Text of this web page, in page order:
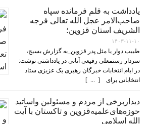
یادداشت به قلم فرمانده سپاه
صاحب‌الامر عجل الله تعالی فرجه
الشریف استان قزوین؛
۱۴۰۳-۱۱-۱۰
طبیب دوار یا مثل پدر قزوین_به گزارش بسیج،
سردار رستمعلی رفیعی آتانی در یادداشتی نوشت:
در ایام انتخابات خبرگان رهبری یک عزیزی ستاد
انتخاباتی برای [ ... ]
دیداربرخی از مردم و مسئولین واساتید
حوزه‌های‌علمیه‌قزوین و تاکستان با آیت
الله اسلامی